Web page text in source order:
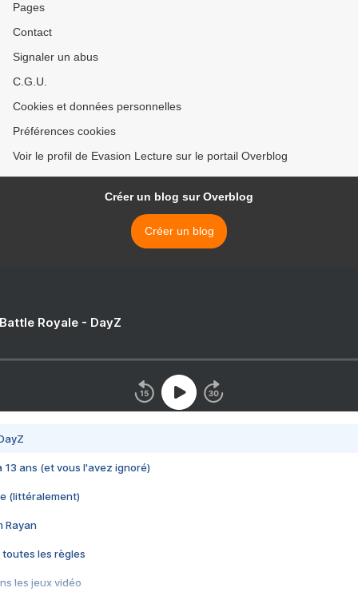
Pages
Contact
Signaler un abus
C.G.U.
Cookies et données personnelles
Préférences cookies
Voir le profil de Evasion Lecture sur le portail Overblog
Créer un blog sur Overblog
Créer un blog
Royale - DayZ
13 ans (et vous l'avez ignoré)
(littéralement)
Rayan
toutes les règles
les jeux vidéo